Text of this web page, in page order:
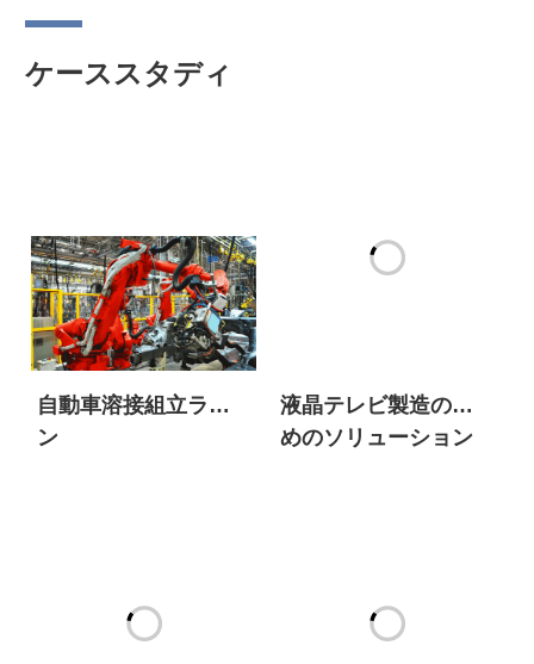
ケーススタディ
自動車溶接組立ライ
ン
液晶テレビ製造のた
めのソリューション